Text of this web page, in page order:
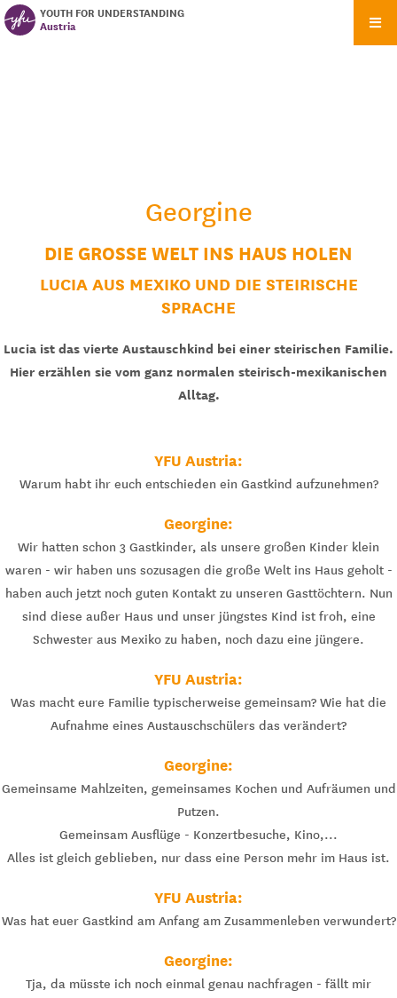
YOUTH FOR UNDERSTANDING
Austria
Georgine
DIE GROSSE WELT INS HAUS HOLEN
LUCIA AUS MEXIKO UND DIE STEIRISCHE
SPRACHE
Lucia ist das vierte Austauschkind bei einer steirischen Familie.
Hier erzählen sie vom ganz normalen steirisch-mexikanischen
Alltag.
YFU Austria:
Warum habt ihr euch entschieden ein Gastkind aufzunehmen?
Georgine:
Wir hatten schon 3 Gastkinder, als unsere großen Kinder klein
waren - wir haben uns sozusagen die große Welt ins Haus geholt -
haben auch jetzt noch guten Kontakt zu unseren Gasttöchtern. Nun
sind diese außer Haus und unser jüngstes Kind ist froh, eine
Schwester aus Mexiko zu haben, noch dazu eine jüngere.
YFU Austria:
Was macht eure Familie typischerweise gemeinsam? Wie hat die
Aufnahme eines Austauschschülers das verändert?
Georgine:
Gemeinsame Mahlzeiten, gemeinsames Kochen und Aufräumen und
Putzen.
Gemeinsam Ausflüge - Konzertbesuche, Kino,...
Alles ist gleich geblieben, nur dass eine Person mehr im Haus ist.
YFU Austria:
Was hat euer Gastkind am Anfang am Zusammenleben verwundert?
Georgine:
Tja, da müsste ich noch einmal genau nachfragen - fällt mir